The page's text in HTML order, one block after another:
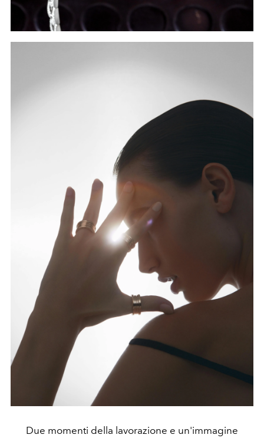
Due momenti della lavorazione e un'immagine